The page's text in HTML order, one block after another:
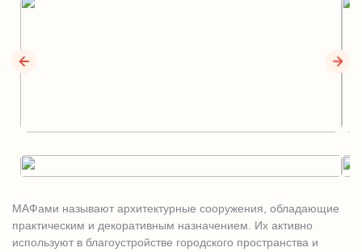
МАФами называют архитектурные сооружения, обладающие
практическим и декоративным назначением. Их активно
используют в благоустройстве городского пространства и